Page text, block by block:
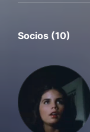
Socios (10)